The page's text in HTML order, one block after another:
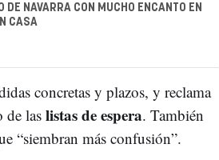
DE NAVARRA CON MUCHO ENCANTO EN
CASA
concretas y plazos, y reclama
de las listas de espera. También
“siembran más confusión”.